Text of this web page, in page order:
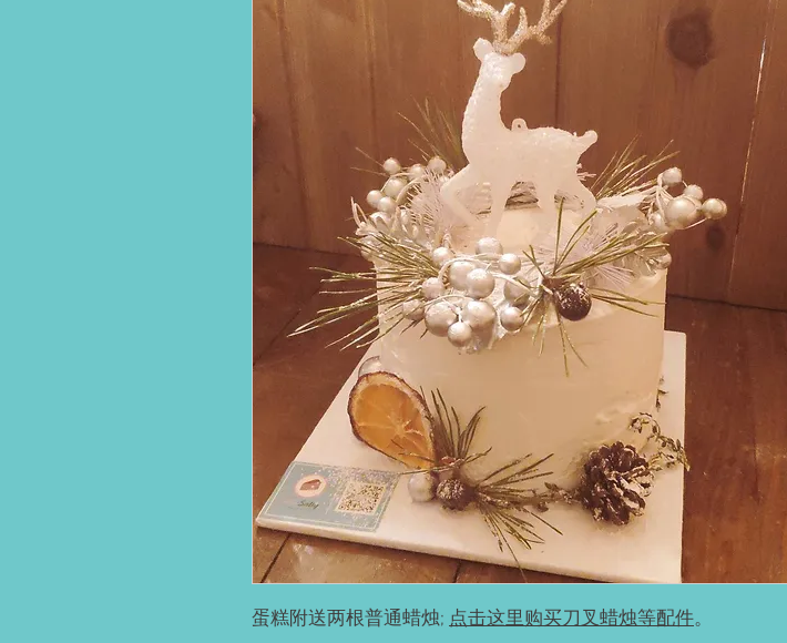
蛋糕附送两根普通蜡烛; 点击这里购买刀叉蜡烛等配件。